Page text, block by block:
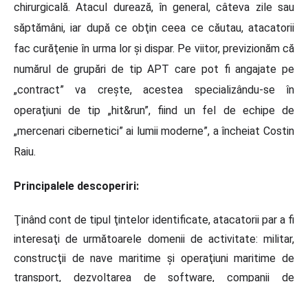
chirurgicală. Atacul durează, în general, câteva zile sau
săptămâni, iar după ce obţin ceea ce căutau, atacatorii
fac curăţenie în urma lor şi dispar. Pe viitor, previzionăm că
numărul de grupări de tip APT care pot fi angajate pe
„contract” va creşte, acestea specializându-se în
operaţiuni de tip „hit&run”, fiind un fel de echipe de
„mercenari cibernetici” ai lumii moderne”, a încheiat Costin
Raiu.
Principalele descoperiri:
Ţinând cont de tipul ţintelor identificate, atacatorii par a fi
interesaţi de următoarele domenii de activitate: militar,
construcţii de nave maritime şi operaţiuni maritime de
transport, dezvoltarea de software, companii de